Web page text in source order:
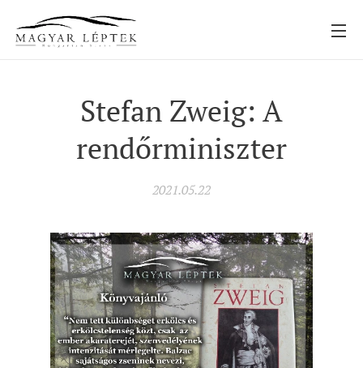
Stefan Zweig: A
rendőrminiszter
2021.05.22